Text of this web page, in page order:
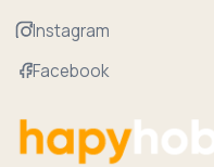
Instagram
Facebook